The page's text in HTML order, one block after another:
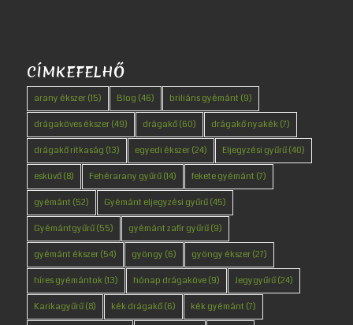
CÍMKEFELHŐ
arany ékszer(15) Blog (46) briliáns gyémánt (9)
drágaköves ékszer(49) drágakő(60) drágakő nyakék(7)
drágakő ritkaság (13) egyedi ékszer(24) Eljegyzési gyűrű(40)
esküvő(8) Fehérarany gyűrű(14) fekete gyémánt (7)
gyémánt (52) Gyémánt eljegyzési gyűrű(45)
Gyémántgyűrű(55) gyémánt zafír gyűrű(9)
gyémánt ékszer(54) gyöngy (6) gyöngy ékszer(27)
híres gyémántok(13) hónap drágaköve(9) Jegygyűrű(24)
Karikagyűrű(8) kék drágakő(6) kék gyémánt (7)